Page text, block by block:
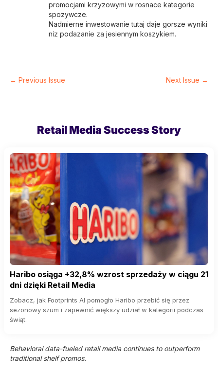
promocjami krzyzowymi w rosnace kategorie
spozywcze.
Nadmierne inwestowanie tutaj daje gorsze wyniki
niz podazanie za jesiennym koszykiem.
← Previous Issue Next Issue →
Retail Media Success Story
Haribo osiąga +32,8% wzrost sprzedaży w ciągu 21
dni dzięki Retail Media
Zobacz, jak Footprints AI pomogło Haribo przebić się przez
sezonowy szum i zapewnić większy udział w kategorii podczas
świąt.
Behavioral data-fueled retail media continues to outperform
traditional shelf promos.